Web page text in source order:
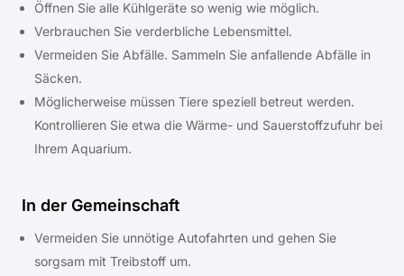
Öffnen Sie alle Kühlgeräte so wenig wie möglich.
Verbrauchen Sie verderbliche Lebensmittel.
Vermeiden Sie Abfälle. Sammeln Sie anfallende Abfälle in
Säcken.
Möglicherweise müssen Tiere speziell betreut werden.
Kontrollieren Sie etwa die Wärme- und Sauerstoffzufuhr bei
Ihrem Aquarium.
In der Gemeinschaft
Vermeiden Sie unnötige Autofahrten und gehen Sie
sorgsam mit Treibstoff um.